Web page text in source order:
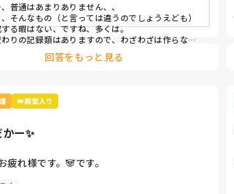
普通はあまりありません、、
そんなもの（と言っては違うのでしょうえども）
る暇はない、ですね、多くは。
りの記録類はありますので、わざわざは作らな
回答をもっと見る
👑殿堂入り
ー✨️
疲れ様です。🐼です。
イ